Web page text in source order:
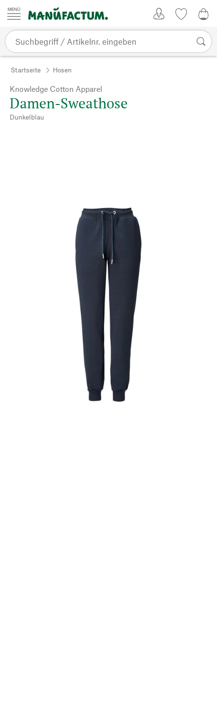
Zum Inhalt springen
Startseite Hosen
Knowledge Cotton Apparel
Damen-Sweathose
Dunkelblau